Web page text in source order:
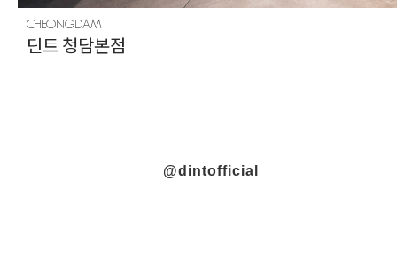
CHEONGDAM
딘트 청담본점